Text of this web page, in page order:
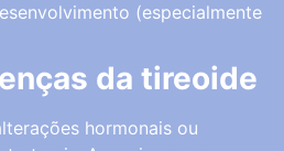
(especialmente
da tireoide
hormonais ou